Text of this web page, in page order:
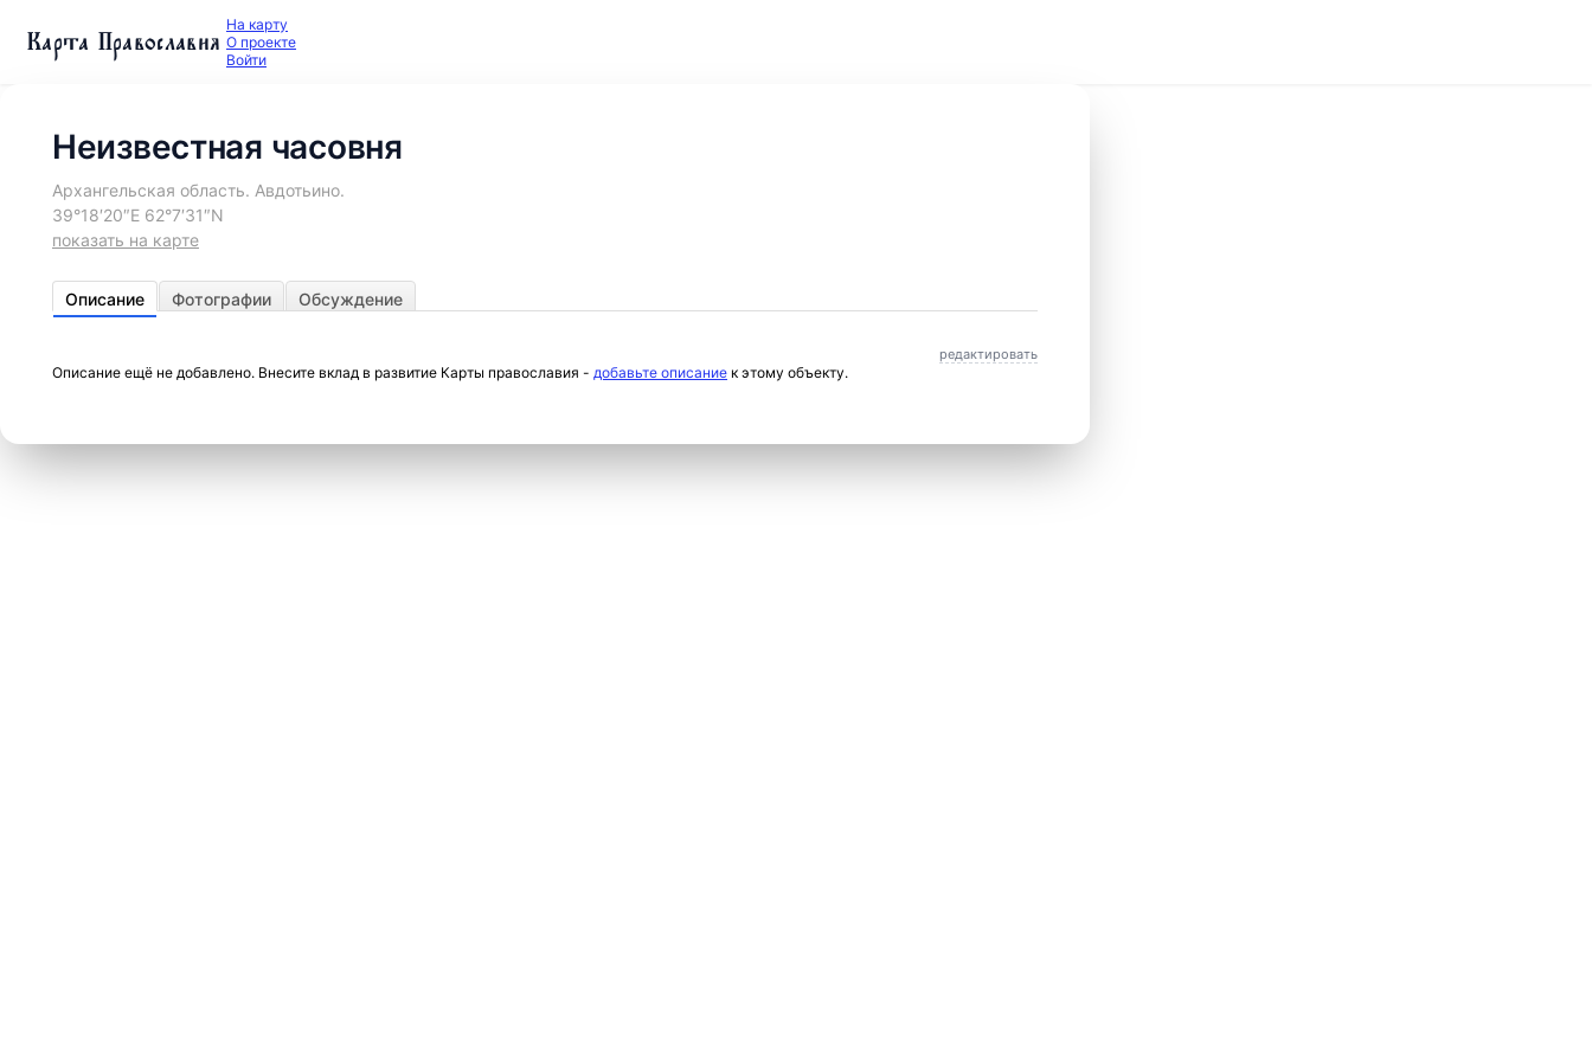
Карта Православия На карту
О проекте
Войти
Неизвестная часовня
Архангельская область. Авдотьино.
39°18′20″E 62°7′31″N
показать на карте
Описание Фотографии Обсуждение
редактировать
Описание ещё не добавлено. Внесите вклад в развитие Карты православия - добавьте описание к этому объекту.